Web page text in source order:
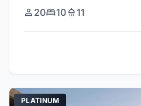
20 10 11
PLATINUM